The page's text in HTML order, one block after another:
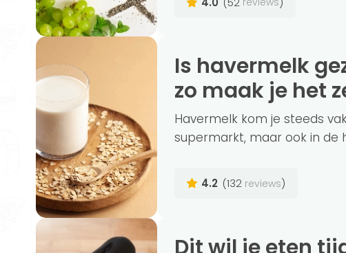
Is havermelk gezonder dan koemelk? (+
zo maak je het
Havermelk kom je steeds
supermarkt, maar ook in de
4.2 (132 reviews)